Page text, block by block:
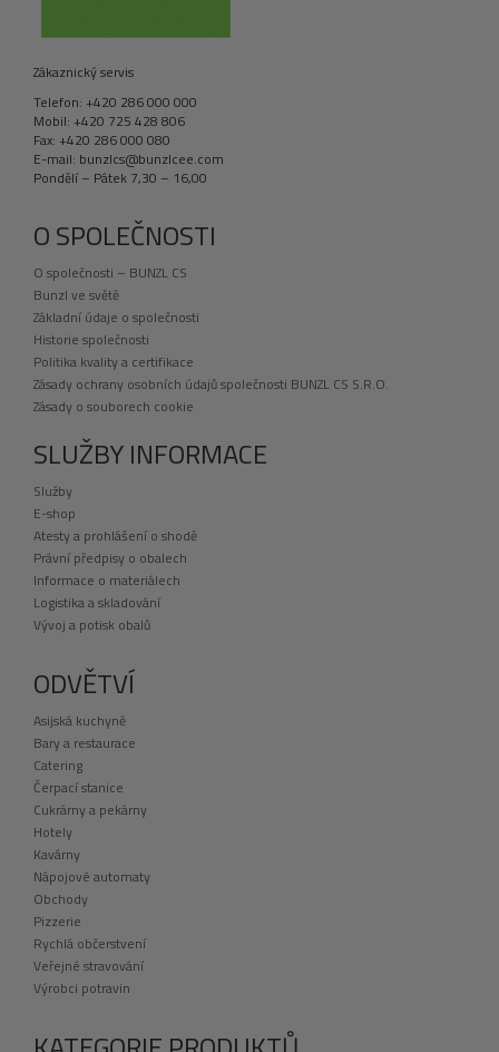
Zákaznický servis
Telefon: +420 286 000 000
Mobil: +420 725 428 806
Fax: +420 286 000 080
E-mail: bunzlcs@bunzlcee.com
Pondělí – Pátek 7,30 – 16,00
O SPOLEČNOSTI
O společnosti – BUNZL CS
Bunzl ve světě
Základní údaje o společnosti
Historie společnosti
Politika kvality a certifikace
Zásady ochrany osobních údajů společnosti BUNZL CS S.R.O.
Zásady o souborech cookie
SLUŽBY INFORMACE
Služby
E-shop
Atesty a prohlášení o shodě
Právní předpisy o obalech
Informace o materiálech
Logistika a skladování
Vývoj a potisk obalů
ODVĚTVÍ
Asijská kuchyně
Bary a restaurace
Catering
Čerpací stanice
Cukrárny a pekárny
Hotely
Kavárny
Nápojové automaty
Obchody
Pizzerie
Rychlá občerstvení
Veřejné stravování
Výrobci potravin